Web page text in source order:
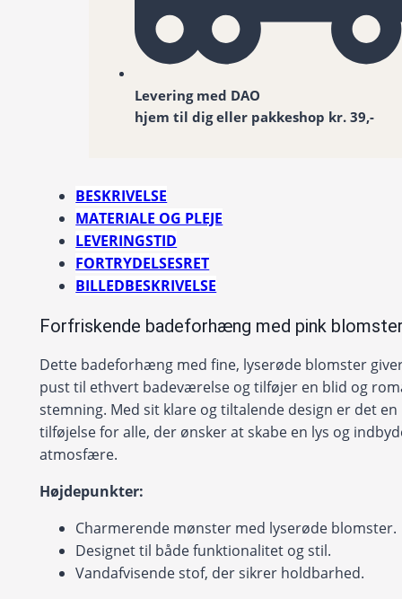
Levering med DAO
hjem til dig eller pakkeshop kr. 39,-
BESKRIVELSE
MATERIALE OG PLEJE
LEVERINGSTID
FORTRYDELSESRET
BILLEDBESKRIVELSE
Forfriskende badeforhæng med pink
Dette badeforhæng med fine, lyserøde blomster
pust til ethvert badeværelse og tilføjer en blid og
stemning. Med sit klare og tiltalende design er det en
tilføjelse for alle, der ønsker at skabe en lys og
atmosfære.
Højdepunkter:
Charmerende mønster med lyserøde blomster.
Designet til både funktionalitet og stil.
Vandafvisende stof, der sikrer holdbarhed.